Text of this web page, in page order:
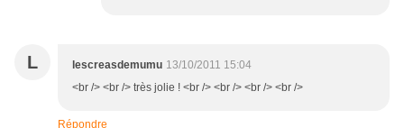
L lescreasdemumu 13/10/2011 15:04
<br /> <br /> très jolie ! <br /> <br /> <br /> <br />
Répondre